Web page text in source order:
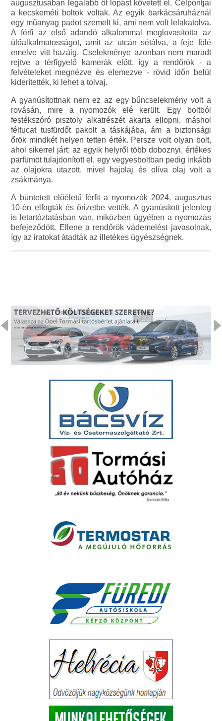
augusztusában legalább öt lopást követett el. Célpontjai
a kecskeméti boltok voltak. Az egyik barkácsáruháznál
egy műanyag padot szemelt ki, ami nem volt lelakatolva.
A férfi az első adandó alkalommal meglovasította az
ülőalkalmatosságot, amit az utcán sétálva, a feje fölé
emelve vitt hazáig. Cselekménye azonban nem maradt
rejtve a térfigyelő kamerák előtt, így a rendőrök - a
felvételeket megnézve és elemezve - rövid időn belül
kiderítették, ki lehet a tolvaj.
A gyanúsítottnak nem ez az egy bűncselekmény volt a
rovásán, mire a nyomozók elé került. Egy boltból
festékszóró pisztoly alkatrészét akarta ellopni, máshol
féltucat tusfürdőt pakolt a táskájába, ám a biztonsági
őrök mindkét helyen tetten érték. Persze volt olyan bolt,
ahol sikerrel járt: az egyik helyről több doboznyi, értékes
parfümöt tulajdonított el, egy vegyesboltban pedig inkább
az olajokra utazott, mivel hajolaj és olíva olaj volt a
zsákmánya.
A büntetett előéletű férfit a nyomozók 2024. augusztus
10-én elfogták és őrizetbe vették. A gyanúsított jelenleg
is letartóztatásban van, miközben ügyében a nyomozás
befejeződött. Ellene a rendőrök vádemelést javasolnak,
így az iratokat átadták az illetékes ügyészségnek.